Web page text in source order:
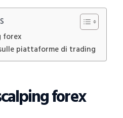
forex
piattaforme di trading
forex